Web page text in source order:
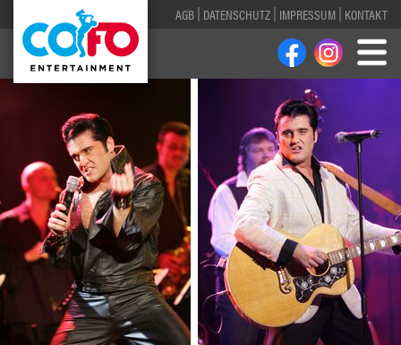
AGB DATENSCHUTZ IMPRESSUM KONTAKT